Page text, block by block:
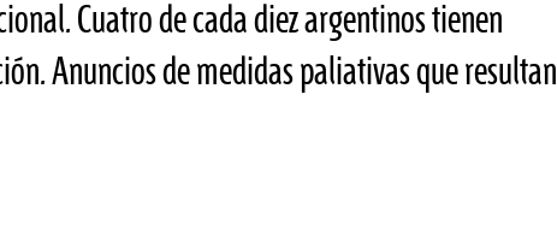
Cuatro de cada diez argentinos tienen
Anuncios de medidas paliativas que resultan